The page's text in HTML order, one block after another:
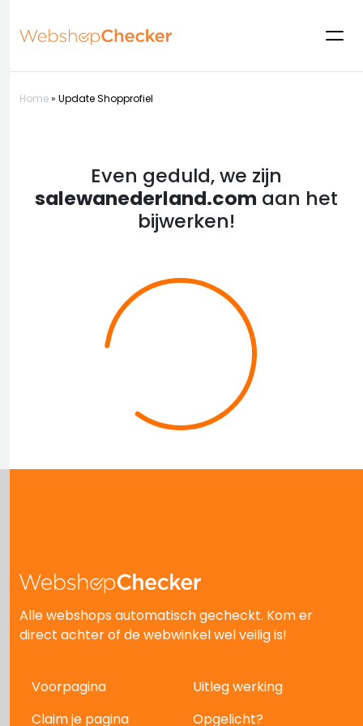
Home» Update Shopprofiel
Even geduld, we zijn
salewanederland.com aan het
bijwerken!
Alle webshops automatisch gecheckt. Kom er
direct achter of de webwinkel wel veilig is!
Voorpagina
Uitleg werking
Claim je pagina
Opgelicht?